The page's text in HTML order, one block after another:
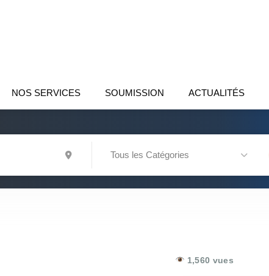
NOS SERVICES SOUMISSION ACTUALITÉS
Tous les Catégories
1,560 vues